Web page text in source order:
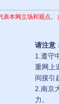
表本网立场和观点。
请注意
1.遵守
重网上
间接引
2.南京
力。